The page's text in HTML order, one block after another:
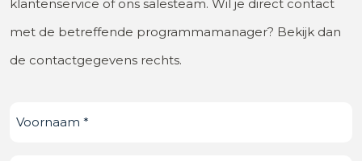
klantenservice of ons salesteam. Wil je direct contact
met de betreffende programmamanager? Bekijk dan
de contactgegevens rechts.
Voornaam (Vereist)